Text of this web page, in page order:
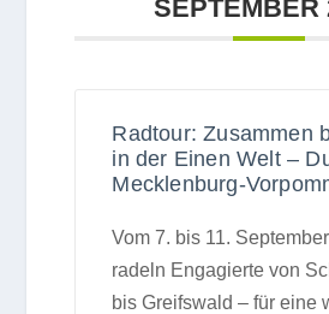
SEP­TEM­BER
Radtour: Zusammen
in der Einen Welt –
Mecklenburg-
Vom 7. bis 11.
radeln Enga­gierte von
bis Greifs­wald – für eine